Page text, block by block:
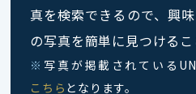
真を検索できるので、興
の写真を簡単に見つけるこ
※ 写真が掲載されている
こちら となります。